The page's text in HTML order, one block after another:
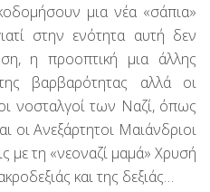
μια νέα «σάπια»
στην ενότητα αυτή δεν
η προοπτική μια άλλης
βαρβαρότητας αλλά οι
οι νοσταλγοί των Ναζί, όπως
οι Ανεξάρτητοι Μαιάνδριοι
με τη «νεοναζί μαμά» Χρυσή
και της δεξιάς…